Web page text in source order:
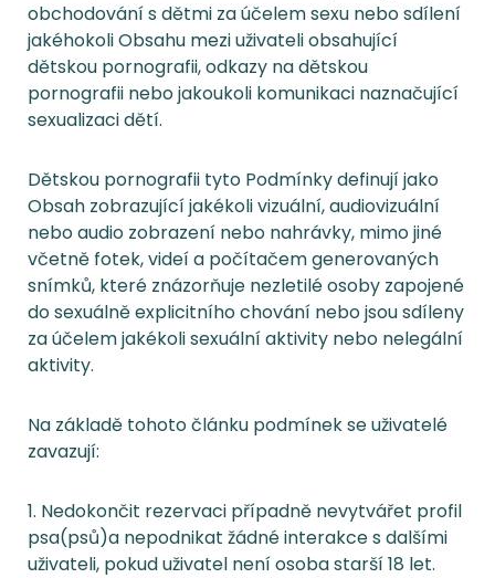
obchodování s dětmi za účelem sexu nebo sdílení
jakéhokoli Obsahu mezi uživateli obsahující
dětskou pornografii, odkazy na dětskou
pornografii nebo jakoukoli komunikaci naznačující
sexualizaci dětí.
Dětskou pornografii tyto Podmínky definují jako
Obsah zobrazující jakékoli vizuální, audiovizuální
nebo audio zobrazení nebo nahrávky, mimo jiné
včetně fotek, videí a počítačem generovaných
snímků, které znázorňuje nezletilé osoby zapojené
do sexuálně explicitního chování nebo jsou sdíleny
za účelem jakékoli sexuální aktivity nebo nelegální
aktivity.
Na základě tohoto článku podmínek se uživatelé
zavazují:
1. Nedokončit rezervaci případně nevytvářet profil
psa(psů)a nepodnikat žádné interakce s dalšími
uživateli, pokud uživatel není osoba starší 18 let.